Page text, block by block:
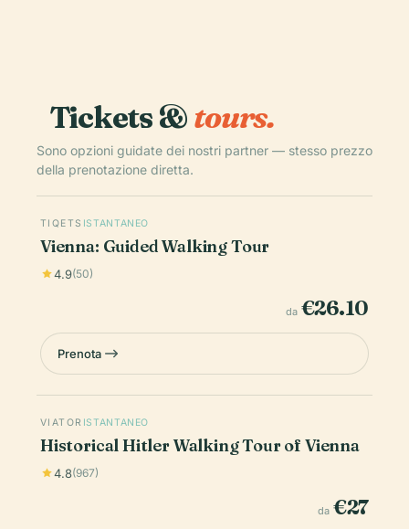
Tickets &tours.
Sono opzioni guidate dei nostri partner — stesso prezzo
della prenotazione diretta.
TIQETS ISTANTANEO
Vienna: Guided Walking Tour
4.9(50)
da €26.10
Prenota
VIATOR ISTANTANEO
Historical Hitler Walking Tour of Vienna
4.8(967)
da €27